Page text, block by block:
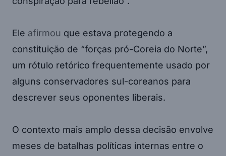
Ele afirmou que estava protegendo a
constituição de “forças pró-Coreia do Norte”,
um rótulo retórico frequentemente usado por
alguns conservadores sul-coreanos para
descrever seus oponentes liberais.
O contexto mais amplo dessa decisão envolve
meses de batalhas políticas internas entre o